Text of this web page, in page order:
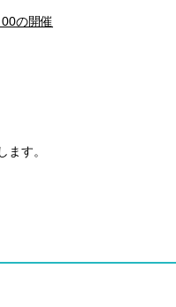
の開催
す。